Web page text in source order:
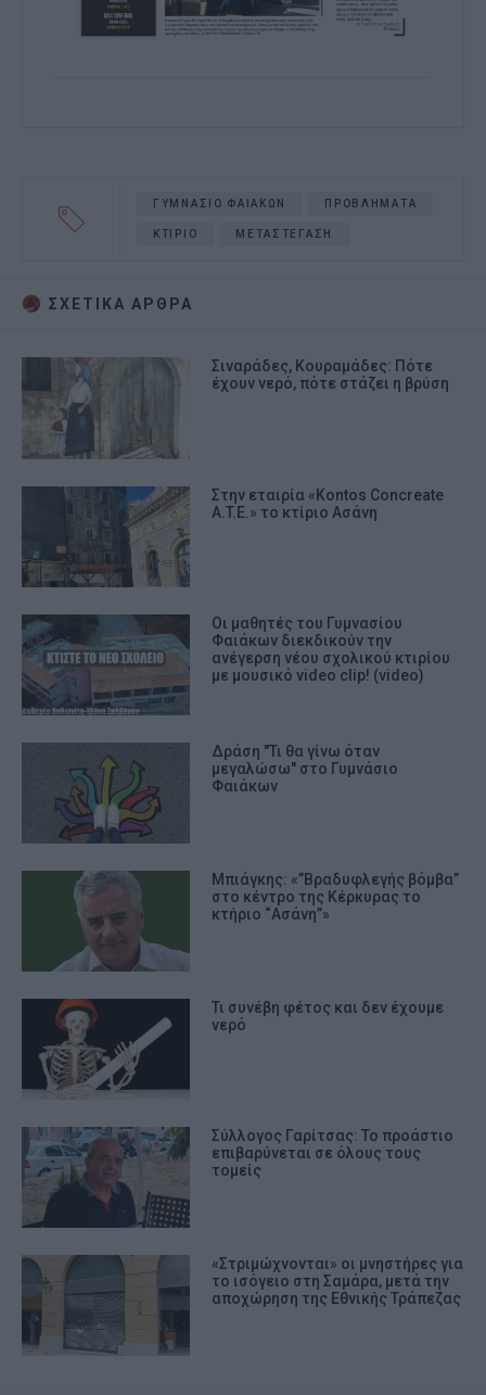
ΓΥΜΝΑΣΙΟ ΦΑΙΑΚΩΝ ΠΡΟΒΛΗΜΑΤΑ
ΚΤΙΡΙΟ ΜΕΤΑΣΤΕΓΑΣΗ
ΣΧΕΤΙΚA AΡΘΡΑ
Σιναράδες, Κουραμάδες: Πότε
έχουν νερό, πότε στάζει η βρύση
Στην εταιρία «Kontos Concreate
A.T.E.» το κτίριο Ασάνη
Οι μαθητές του Γυμνασίου
Φαιάκων διεκδικούν την
ανέγερση νέου σχολικού κτιρίου
με μουσικό video clip! (video)
Δράση "Τι θα γίνω όταν
μεγαλώσω" στο Γυμνάσιο
Φαιάκων
Μπιάγκης: «”Βραδυφλεγής βόμβα”
στο κέντρο της Κέρκυρας το
κτήριο “Ασάνη”»
Τι συνέβη φέτος και δεν έχουμε
νερό
Σύλλογος Γαρίτσας: Το προάστιο
επιβαρύνεται σε όλους τους
τομείς
«Στριμώχνονται» οι μνηστήρες για
το ισόγειο στη Σαμάρα, μετά την
αποχώρηση της Εθνικής Τράπεζας